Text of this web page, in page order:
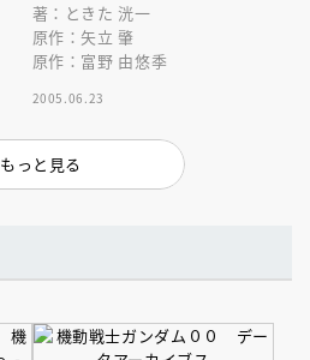
著：ときた 洸一
原作：矢立 肇
原作：富野 由悠季
2005.06.23
もっと見る